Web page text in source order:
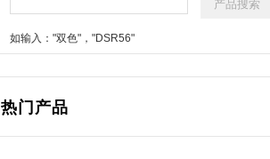
如输入："双色"，"DSR56"
热门产品